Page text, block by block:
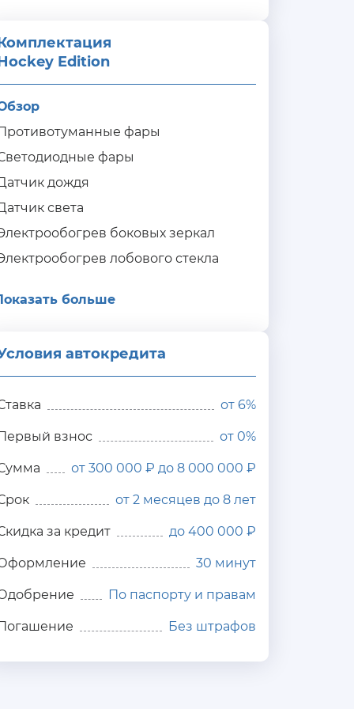
Edition
фары
фары
дождя
света
боковых зеркал
лобового стекла
больше
автокредита
от 6%
взнос от 0%
от 300 000 ₽ до 8 000 000 ₽
от 2 месяцев до 8 лет
за кредит до 400 000 ₽
30 минут
По паспорту и правам
Без штрафов